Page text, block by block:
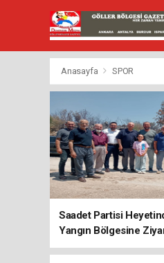
Anasayfa SPOR
Saadet Partisi
Yangın Bölgesine